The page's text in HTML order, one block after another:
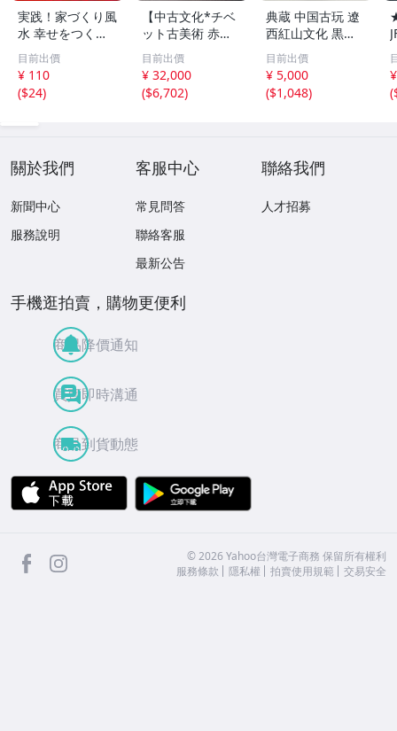
実践！家づくり風
水 幸せをつくる
家とインテリア/
浅野八郎(著者)
目前出價
¥ 110
($24)
【中古文化*チベ
ット古美術 赤縞
天眼瑪瑙丸珠 天
地天珠組み合わせ
ブレスレット 縞
瑪瑙 古玩 アンテ
目前出價
¥ 32,000
($6,702)
典蔵 中国古玩 遼
西紅山文化 黒曜
石 黒皮玉 太陽神
祈祷像 唐物 骨董
品 古美術 古玉 彫
刻 時代物 魔除け
目前出價
¥ 5,000
($1,048)
(
關於我們
新聞中心
服務說明
客服中心
常見問答
聯絡客服
最新公告
聯絡我們
人才招募
手機逛拍賣，購物更便利
商品降價通知
買賣即時溝通
商品到貨動態
APP Store
facebook ©2026 Yahoo台灣電子商務 保留所有權利
服務條款
隱私權 拍賣使用規範 交易安全